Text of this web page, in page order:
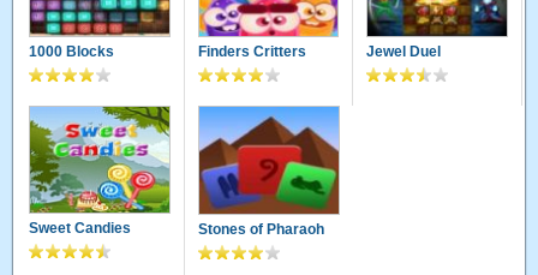
1000 Blocks Finders Critters Jewel Duel
Sweet Candies Stones of Pharaoh